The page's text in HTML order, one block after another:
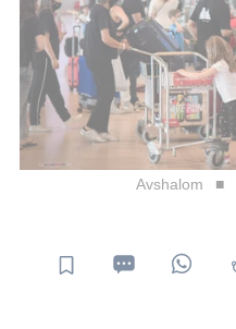
Avshalom